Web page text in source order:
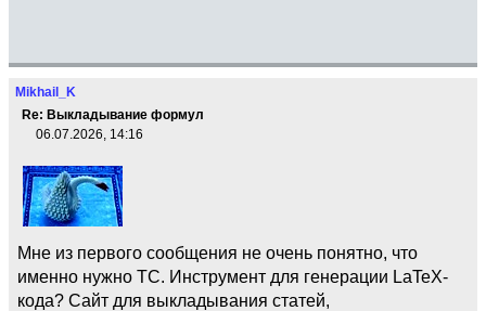
Mikhail_K
Re: Выкладывание формул
06.07.2026, 14:16
Мне из первого сообщения не очень понятно, что
именно нужно ТС. Инструмент для генерации LaTeX-
кода? Сайт для выкладывания статей,